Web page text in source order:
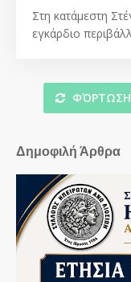
Στη κατάμεστη
εγκάρδιο
ΦΌΡΤΩΣΗ
Δημοφιλή Άρθρα